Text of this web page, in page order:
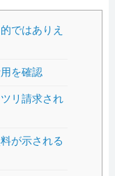
ではありえ
を確認
リ請求され
が示される